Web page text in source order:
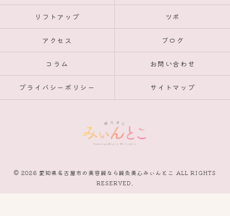
リフトアップ ツボ
アクセス ブログ
コラム お問い合わせ
プライバシーポリシー サイトマップ
© 2026 愛知県名古屋市の美容鍼なら鍼灸美心みぃんとこ ALL RIGHTS
RESERVED.